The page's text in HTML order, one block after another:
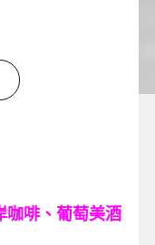
咖啡、葡萄美酒